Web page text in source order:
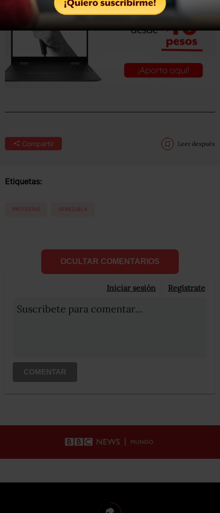
Compartir Leer después
Etiquetas:
PROTESTAS VENEZUELA
OCULTAR COMENTARIOS
Iniciar sesión Registrate
Suscribete para comentar...
COMENTAR